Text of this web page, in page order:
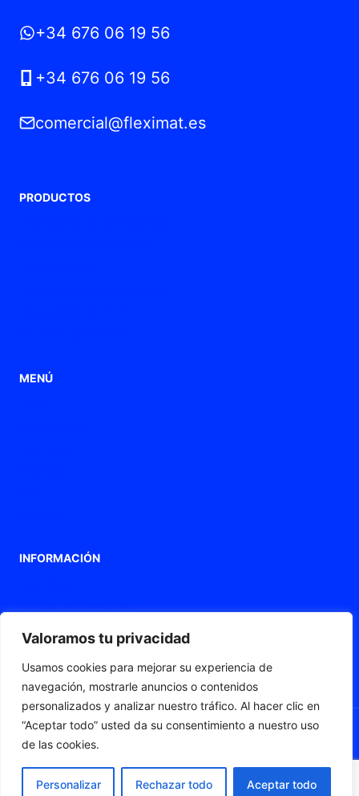
Valoramos tu privacidad
Usamos cookies para mejorar su experiencia de
navegación, mostrarle anuncios o contenidos
personalizados y analizar nuestro tráfico. Al hacer clic en
“Aceptar todo” usted da su consentimiento a nuestro uso
de las cookies.
Personalizar Rechazar todo Aceptar todo
+34 676 06 19 56
+34 676 06 19 56
comercial@fleximat.es
PRODUCTOS
MENÚ
INFORMACIÓN
Declaración de accesibilidad
Mapa web
© 2026 Fleximat